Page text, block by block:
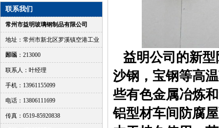
联系我们
常州市益明玻璃钢制品有限公司
地址：常州市新北区罗溪镇空港工业
园区
邮编：213000
联系人：叶经理
手机：13961155099
电话：13806111699
传真：0519-85920838
益明公司的新型
沙钢，宝钢等高
些有色金属冶炼
铝型材车间防腐